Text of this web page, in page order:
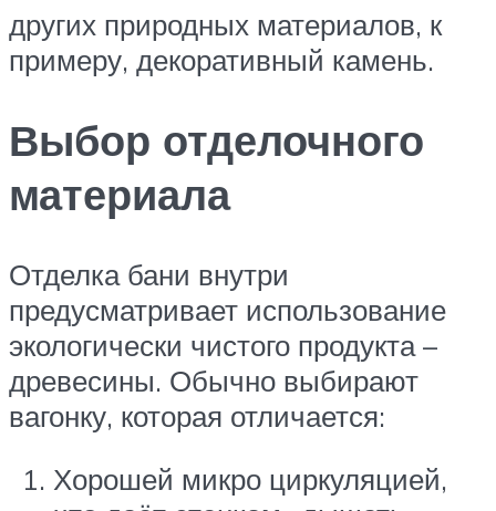
других природных материалов, к
примеру, декоративный камень.
Выбор отделочного
материала
Отделка бани внутри
предусматривает использование
экологически чистого продукта –
древесины. Обычно выбирают
вагонку, которая отличается:
Хорошей микро циркуляцией,